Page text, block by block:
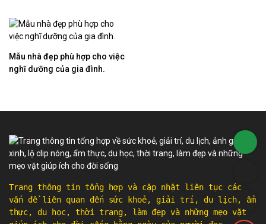
Mẫu nhà đẹp phù hợp cho việc
nghĩ dưỡng của gia đình.
Trang thông tin tổng hợp và cập nhật liên tục các
vấn đề liên quan đến sức khoẻ, giải trí, du lịch, ẩm
thực, du học, thời trang, làm đẹp và những mẹo vặt